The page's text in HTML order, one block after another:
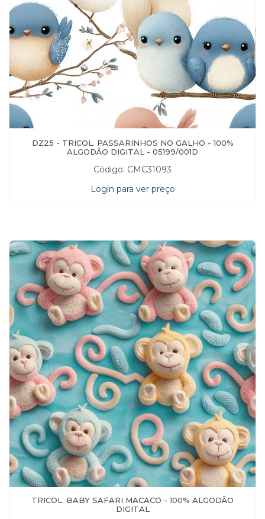
DZ25 - TRICOL. PASSARINHOS NO GALHO - 100%
ALGODÃO DIGITAL - 05199/001D
Código: CMC31093
Login para ver preço
TRICOL. BABY SAFARI MACACO - 100% ALGODÃO
DIGITAL